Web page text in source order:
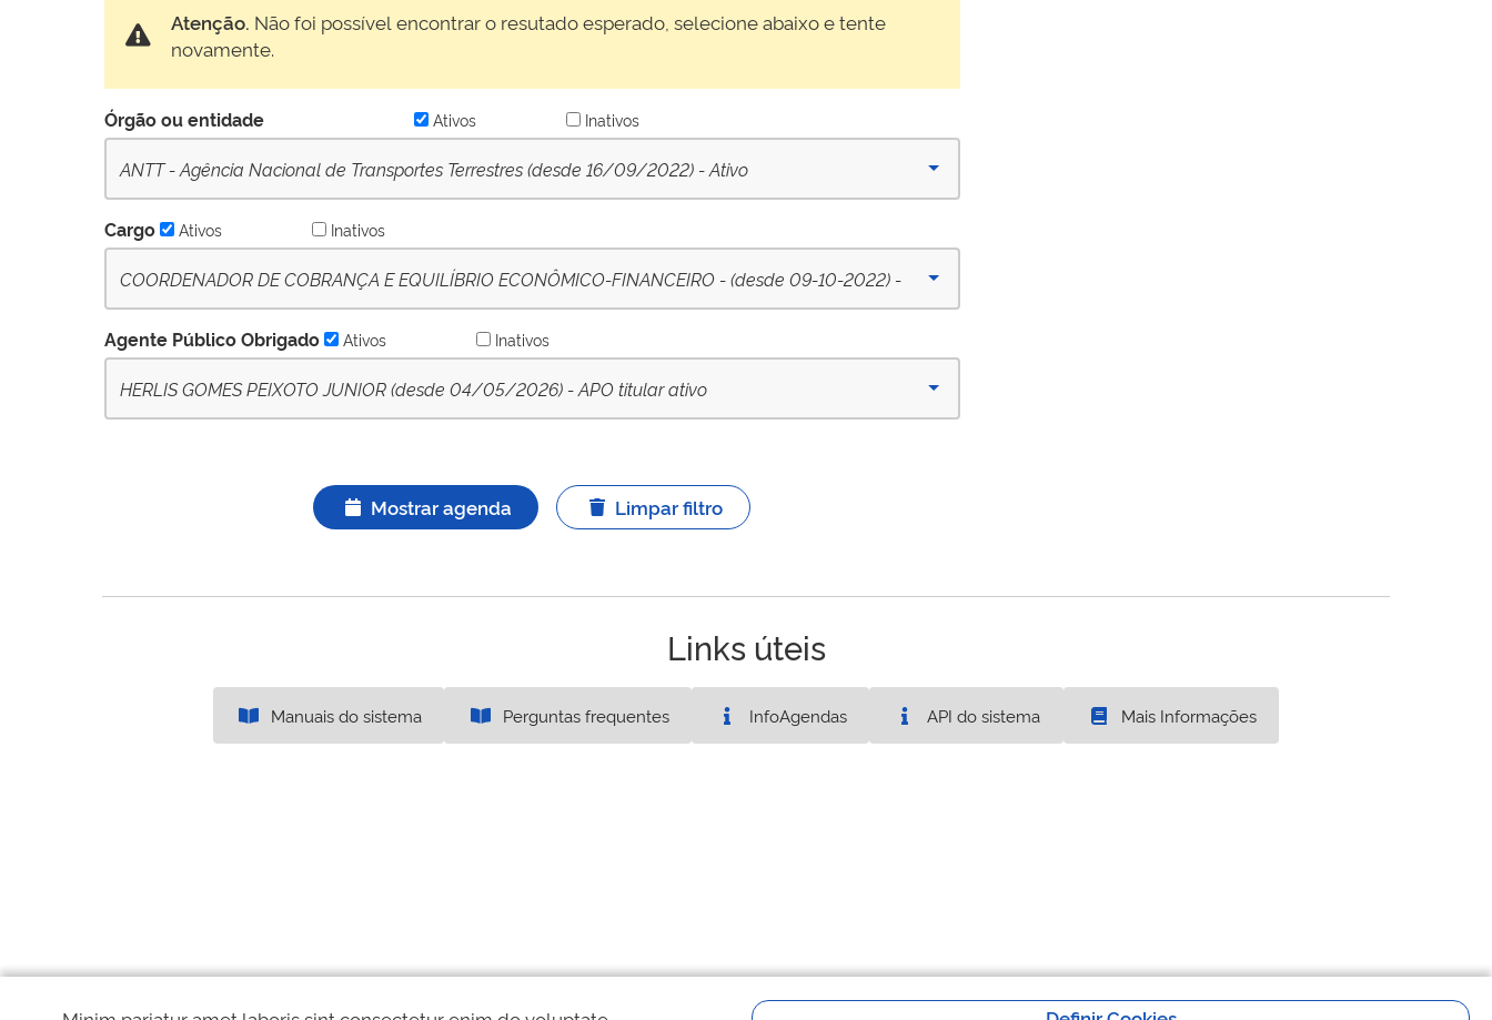
Atenção. Não foi possível encontrar o resutado esperado, selecione abaixo e tente
novamente.
Órgão ou entidade Ativos Inativos
ANTT - Agência Nacional de Transportes Terrestres (desde 16/09/2022) - Ativo
Cargo Ativos Inativos
COORDENADOR DE COBRANÇA E EQUILÍBRIO ECONÔMICO-FINANCEIRO - (desde 09-10-2022) -
Agente Público Obrigado Ativos Inativos
HERLIS GOMES PEIXOTO JUNIOR (desde 04/05/2026) - APO titular ativo
Mostrar agenda Limpar filtro
Links úteis
Manuais do sistema Perguntas frequentes InfoAgendas API do sistema Mais Informações